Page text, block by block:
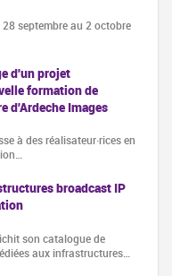
septembre au 2 octobre
d'un projet
formation de
d'Ardeche Images
à des réalisateur·rices en
broadcast IP
son catalogue de
aux infrastructures…